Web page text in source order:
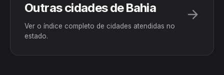
Outras cidades de Bahia
Ver o índice completo de cidades atendidas no
estado.